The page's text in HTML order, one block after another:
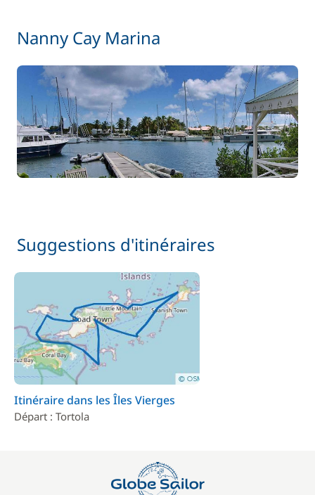
Paddle 15,00 €
/ nuit
Rachat de Franchise 85,00 €
/ nuit
Skipper (repas non inclus)
À partir de
270,00 €
Nanny Cay Marina
Suggestions d'itinéraires
Itinéraire dans les Îles Vierges
Départ : Tortola